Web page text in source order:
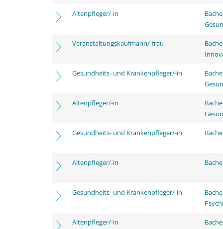
Altenpfleger/-in
Veranstaltungskaufmann/-frau
Gesundheits- und Krankenpfleger/-in
Altenpfleger/-in
Gesundheits- und Krankenpfleger/-in
Altenpfleger/-in
Gesundheits- und Krankenpfleger/-in
Altenpfleger/-in